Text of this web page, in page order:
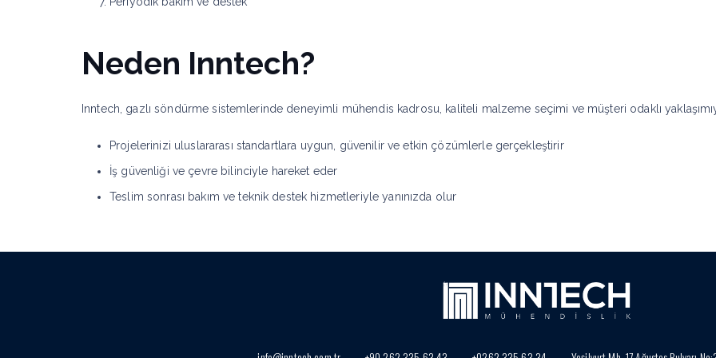
Neden Inntech?
Inntech, gazlı söndürme sistemlerinde deneyimli mühendis kadrosu, kaliteli malzeme seçimi ve müşteri odaklı
Projelerinizi uluslararası standartlara uygun, güvenilir ve etkin çözümlerle gerçekleştirir
İş güvenliği ve çevre bilinciyle hareket eder
Teslim sonrası bakım ve teknik destek hizmetleriyle yanınızda olur